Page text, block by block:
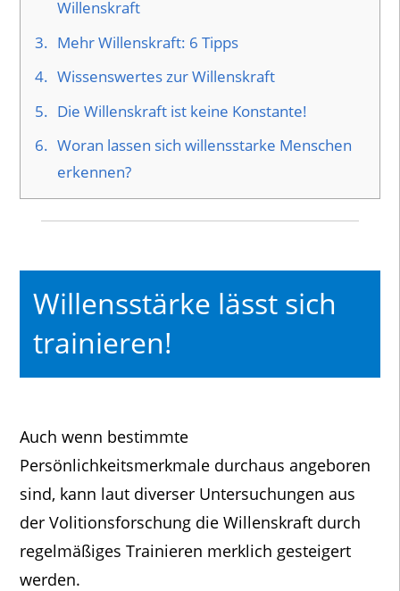
Willenskraft
3. Mehr Willenskraft: 6 Tipps
4. Wissenswertes zur Willenskraft
5. Die Willenskraft ist keine Konstante!
6. Woran lassen sich willensstarke Menschen
erkennen?
Willensstärke lässt sich
trainieren!
Auch wenn bestimmte
Persönlichkeitsmerkmale durchaus angeboren
sind, kann laut diverser Untersuchungen aus
der Volitionsforschung die Willenskraft durch
regelmäßiges Trainieren merklich gesteigert
werden.